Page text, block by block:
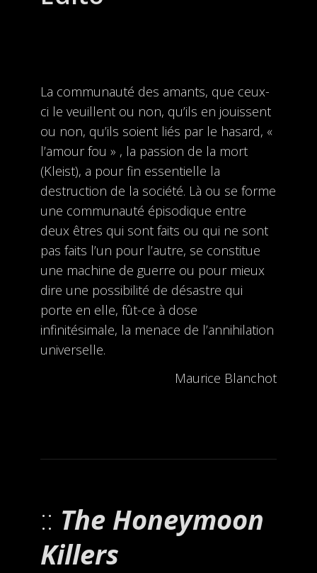
La communauté des amants, que ceux-
ci le veuillent ou non, qu’ils en jouissent
ou non, qu’ils soient liés par le hasard, «
l’amour fou » , la passion de la mort
(Kleist), a pour fin essentielle la
destruction de la société. Là ou se forme
une communauté épisodique entre
deux êtres qui sont faits ou qui ne sont
pas faits l’un pour l’autre, se constitue
une machine de guerre ou pour mieux
dire une possibilité de désastre qui
porte en elle, fût-ce à dose
infinitésimale, la menace de l’annihilation
universelle.
Maurice Blanchot
The Honeymoon
Killers